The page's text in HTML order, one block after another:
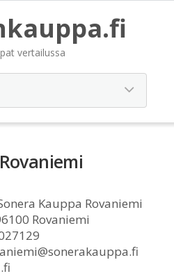
vertailussa
Kauppa Rovaniemi
Rovaniemi